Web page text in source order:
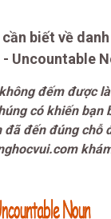
biết về
Uncountable
đếm được
có khiến bạn
đã đến đúng chỗ